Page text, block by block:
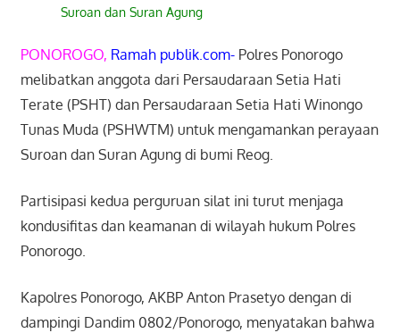
Suroan dan Suran Agung
PONOROGO, Ramah publik.com-Polres Ponorogo
melibatkan anggota dari Persaudaraan Setia Hati
Terate (PSHT) dan Persaudaraan Setia Hati Winongo
Tunas Muda (PSHWTM) untuk mengamankan perayaan
Suroan dan Suran Agung di bumi Reog.
Partisipasi kedua perguruan silat ini turut menjaga
kondusifitas dan keamanan di wilayah hukum Polres
Ponorogo.
Kapolres Ponorogo, AKBP Anton Prasetyo dengan di
dampingi Dandim 0802/Ponorogo, menyatakan bahwa